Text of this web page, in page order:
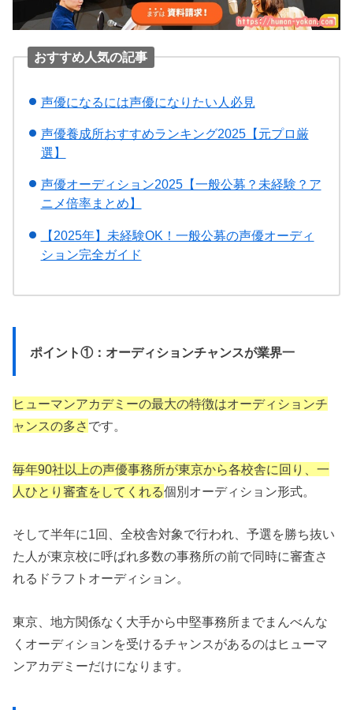
おすすめ人気の記事
声優になるには声優になりたい人必見
声優養成所おすすめランキング2025【元プロ厳
選】
声優オーディション2025【一般公募？未経験？ア
ニメ倍率まとめ】
【2025年】未経験OK！一般公募の声優オーディ
ション完全ガイド
ポイント①：オーディションチャンスが業界一
ヒューマンアカデミーの最大の特徴はオーディションチ
ャンスの多さ です。
毎年90社以上の声優事務所が東京から各校舎に回り、一
人ひとり審査をしてくれる個別オーディション形式。
そして半年に1回、全校舎対象で行われ、予選を勝ち抜い
た人が東京校に呼ばれ多数の事務所の前で同時に審査さ
れるドラフトオーディション。
東京、地方関係なく大手から中堅事務所までまんべんな
くオーディションを受けるチャンスがあるのはヒューマ
ンアカデミーだけになります。